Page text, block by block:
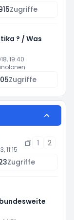
Zugriffe
? / Was
19:40
Zugriffe
11:15
1
2
Zugriffe